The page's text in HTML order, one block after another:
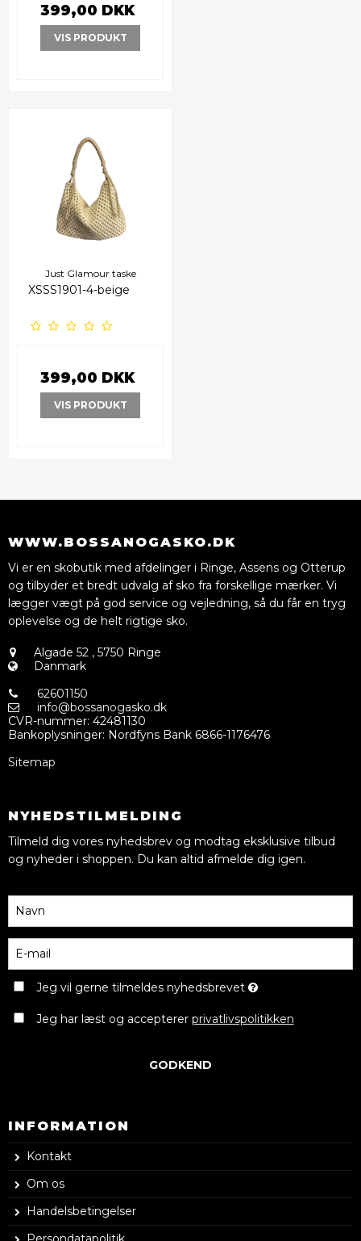
399,00 DKK
VIS PRODUKT
Just Glamour taske
XSSS1901-4-beige
399,00 DKK
VIS PRODUKT
WWW.BOSSANOGASKO.DK
Vi er en skobutik med afdelinger i Ringe, Assens og Otterup
og tilbyder et bredt udvalg af sko fra forskellige mærker. Vi
lægger vægt på god service og vejledning, så du får en tryg
oplevelse og de helt rigtige sko.
Algade 52 , 5750 Ringe
Danmark
62601150
info@bossanogasko.dk
CVR-nummer: 42481130
Bankoplysninger: Nordfyns Bank 6866-1176476
Sitemap
NYHEDSTILMELDING
Tilmeld dig vores nyhedsbrev og modtag eksklusive tilbud
og nyheder i shoppen. Du kan altid afmelde dig igen.
Jeg vil gerne tilmeldes nyhedsbrevet
Jeg har læst og accepterer privatlivspolitikken
GODKEND
INFORMATION
Kontakt
Om os
Handelsbetingelser